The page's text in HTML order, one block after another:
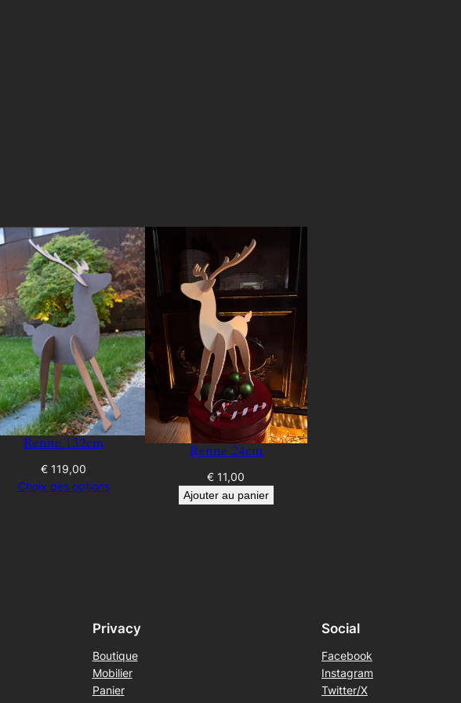
r
o
u
g
h
€
4
0
Renne 132cm
€ 119,00
Choix des options
Renne 24cm
€ 11,00
Ajouter au panier
Privacy
Boutique
Mobilier
Panier
Social
Facebook
Instagram
Twitter/X